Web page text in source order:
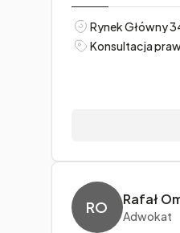
Rynek Główny
Konsultacja
RO Rafał
Adwokat